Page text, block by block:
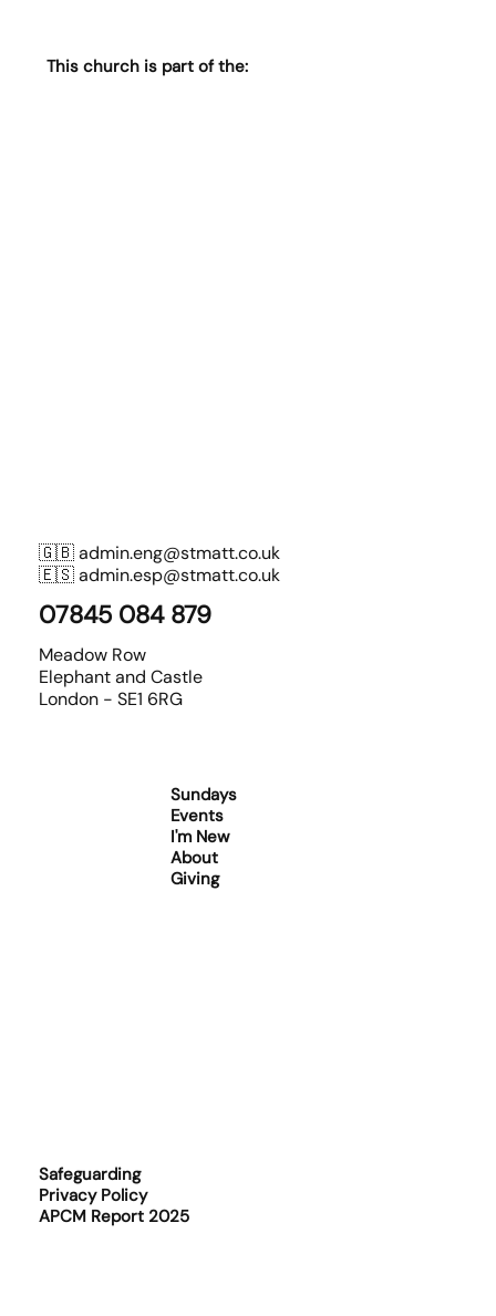
This church is part of the:
🇬🇧admin.eng@stmatt.co.uk
🇪🇸admin.esp@stmatt.co.uk
07845 084 879
Meadow Row
Elephant and Castle
London - SE1 6RG
Sundays
Events
I'm New
About
Giving
Safeguarding
Privacy Policy
APCM Report 2025